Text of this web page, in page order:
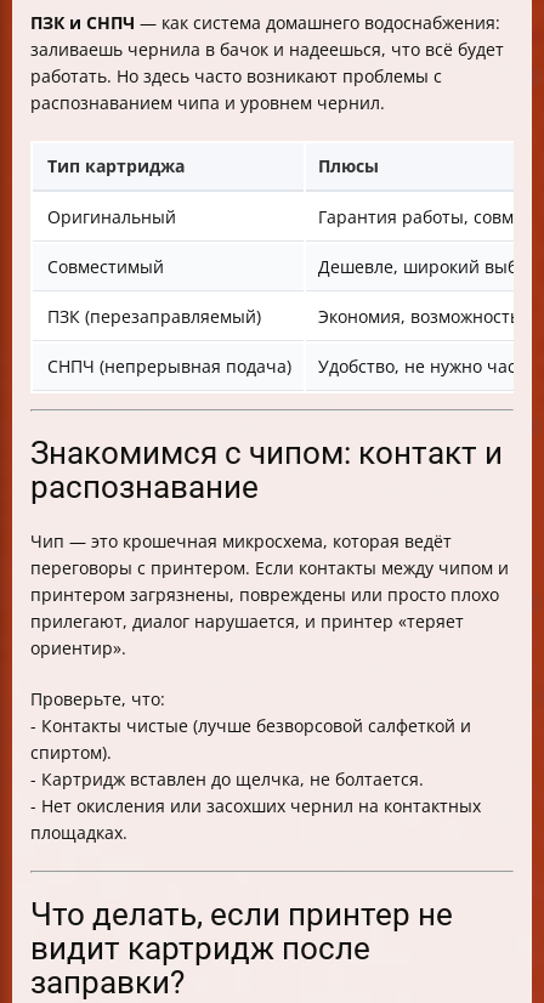
ПЗК и СНПЧ — как система домашнего водоснабжения:
заливаешь чернила в бачок и надеешься, что всё будет
работать. Но здесь часто возникают проблемы с
распознаванием чипа и уровнем чернил.
Тип картриджа Плюсы
Оригинальный Гарантия работы,
Совместимый Дешевле, широкий выбор
ПЗК (перезаправляемый) Экономия, возможность
СНПЧ (непрерывная подача) Удобство, не нужно
Знакомимся с чипом: контакт и
распознавание
Чип — это крошечная микросхема, которая ведёт
переговоры с принтером. Если контакты между чипом и
принтером загрязнены, повреждены или просто плохо
прилегают, диалог нарушается, и принтер «теряет
ориентир».
Проверьте, что:
- Контакты чистые (лучше безворсовой салфеткой и
спиртом).
- Картридж вставлен до щелчка, не болтается.
- Нет окисления или засохших чернил на контактных
площадках.
Что делать, если принтер не
видит картридж после
заправки?